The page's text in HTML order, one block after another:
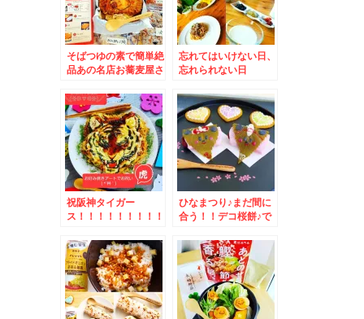
そばつゆの素で簡単絶
品あの名店お蕎麦屋さ
きちゃう～(*´艸`*)＆
おかずバイキング弁
当！！
忘れてはいけない日、
忘れられない日
祝阪神タイガー
ス！！！！！！！！！
ートでお祝い♪
ひなまつり♪まだ間に
合う！！デコ桜餅♪で